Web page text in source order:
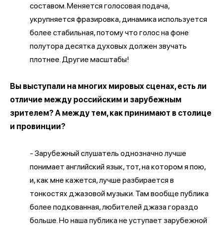
составом. Меняется голосовая подача,
укрупняется фразировка, динамика используется
более стабильная, потому что голос на фоне
полутора десятка духовых должен звучать
плотнее. Другие масштабы!
Вы выступали на многих мировых сценах, есть ли
отличие между российским и зарубежным
зрителем? А между тем, как принимают в столице
и провинции?
- Зарубежный слушатель однозначно лучше
понимает английский язык, тот, на котором я пою,
и, как мне кажется, лучше разбирается в
тонкостях джазовой музыки. Там вообще публика
более подкованная, любителей джаза гораздо
больше. Но наша публика не уступает зарубежной